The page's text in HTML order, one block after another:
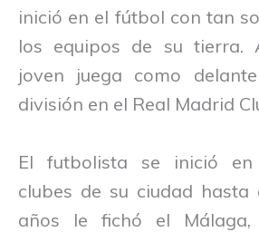
inició en el fútbol con tan
los equipos de su tierra.
joven juega como
división en el Real Madrid
El futbolista se inició en
clubes de su ciudad hasta
años le fichó el Málaga,